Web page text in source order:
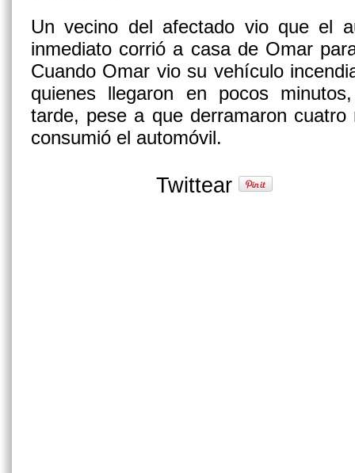
Un vecino del afectado vio que el
inmediato corrió a casa de Omar
Cuando Omar vio su vehículo
quienes llegaron en pocos
tarde, pese a que derramaron
consumió el automóvil.
Twittear